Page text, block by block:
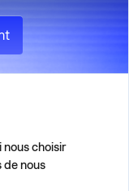
nous choisir
de nous